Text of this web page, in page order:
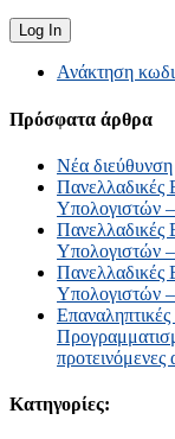
Ανάκτηση
Πρόσφατα άρθρα
Νέα διεύθυνση
Υπολογιστών –
Υπολογιστών –
Υπολογιστών –
προτεινόμενες
Κατηγορίες: